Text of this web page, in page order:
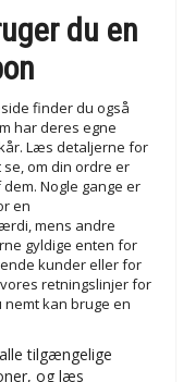
du en
finder du også
har deres egne
Læs detaljerne for
om din ordre er
Nogle gange er
en
mens andre
gyldige enten for
kunder eller for
retningslinjer for
kan bruge en
tilgængelige
og læs